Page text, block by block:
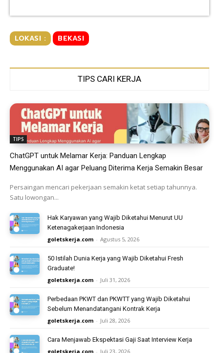
LOKASI : BEKASI
TIPS CARI KERJA
TIPS
ChatGPT untuk Melamar Kerja: Panduan Lengkap
Menggunakan AI agar Peluang Diterima Kerja Semakin Besar
Persaingan mencari pekerjaan semakin ketat setiap tahunnya.
Satu lowongan...
Hak Karyawan yang Wajib Diketahui Menurut UU
Ketenagakerjaan Indonesia
goletskerja.com - Agustus 5, 2026
50 Istilah Dunia Kerja yang Wajib Diketahui Fresh
Graduate!
goletskerja.com - Juli 31, 2026
Perbedaan PKWT dan PKWTT yang Wajib Diketahui
Sebelum Menandatangani Kontrak Kerja
goletskerja.com - Juli 28, 2026
Cara Menjawab Ekspektasi Gaji Saat Interview Kerja
goletskerja.com - Juli 23, 2026